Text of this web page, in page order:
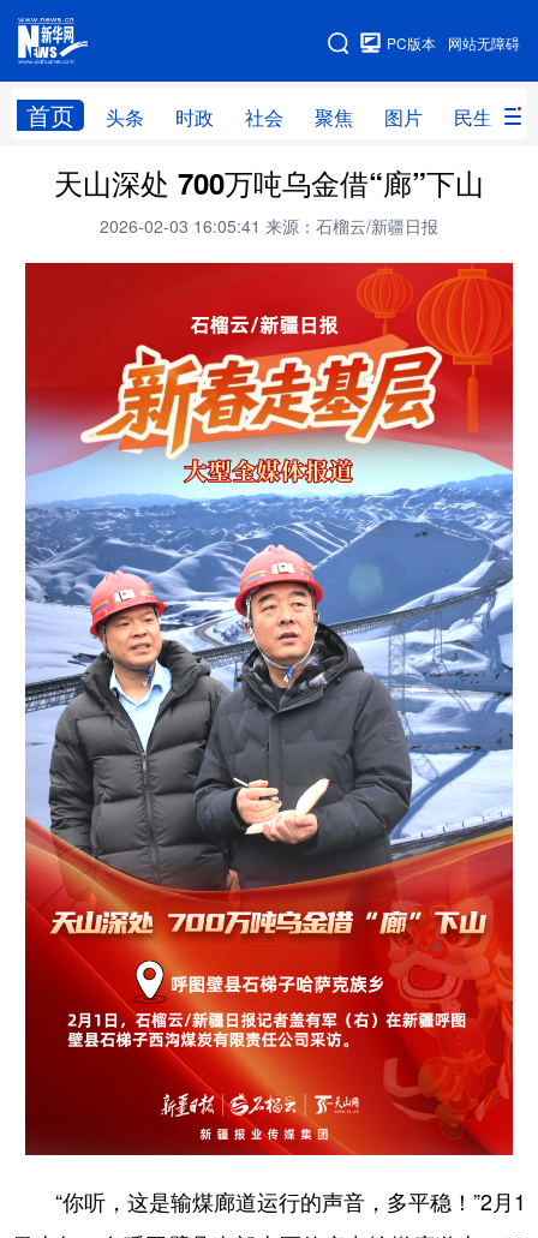
网站无障碍
PC版本
首页 头条 时政 社会 聚焦 图片 民生
网站地图
头条 时政 社会 聚焦
民生 访谈
援疆
云端悦读 云看书画 光影新疆
融媒体联播 廉政频道 新华视角看新疆
地方频道
北京 天津 河北 山西
辽宁 吉林 上海 江苏
浙江 安徽 福建 江西
山东 河南 湖北 湖南
广东 广西 重庆
四川 贵州 云南 西藏
陕西 甘肃 青海 宁夏
新疆 内蒙古 黑龙江
多语种频道
English Español Français عربى
Русский язык 한국어
Português
天山深处 700万吨乌金借“廊”下山
2026-02-03 16:05:41 来源：石榴云/新疆日报
“你听，这是输煤廊道运行的声音，多平稳！”2月1